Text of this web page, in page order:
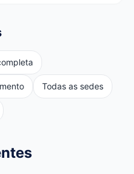
Todas as sedes